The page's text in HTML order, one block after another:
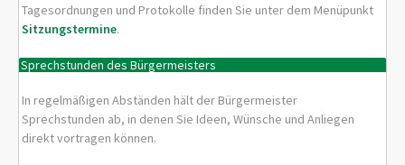
Tagesordnungen und Protokolle finden Sie unter dem Menüpunkt
Sitzungstermine.
Sprechstunden des Bürgermeisters
In regelmäßigen Abständen hält der Bürgermeister
Sprechstunden ab, in denen Sie Ideen, Wünsche und Anliegen
direkt vortragen können.